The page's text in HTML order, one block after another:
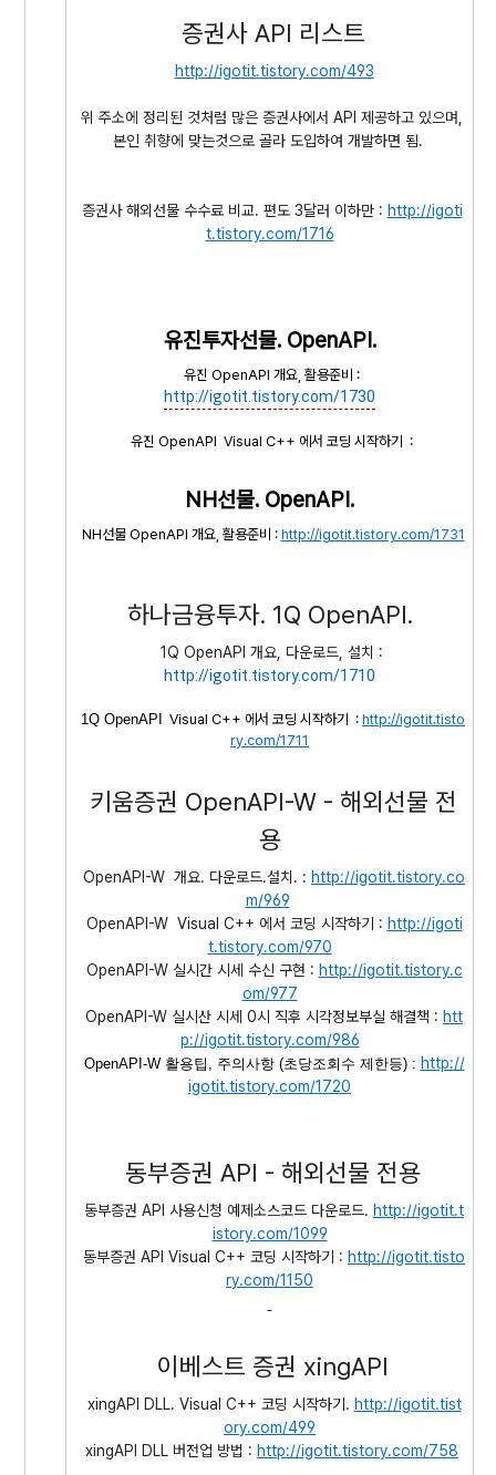
증권사 API 리스트
http://igotit.tistory.com/493
위 주소에 정리된 것처럼 많은 증권사에서 API 제공하고 있으며,
본인 취향에 맞는것으로 골라 도입하여 개발하면 됨.
증권사 해외선물 수수료 비교. 편도 3달러 이하만 : http://igoti
t.tistory.com/1716
유진투자선물. OpenAPI.
유진 OpenAPI 개요, 활용준비 :
http://igotit.tistory.com/1730
유진 OpenAPI Visual C++ 에서 코딩 시작하기 :
NH선물. OpenAPI.
NH선물 OpenAPI 개요, 활용준비 : http://igotit.tistory.com/1731
하나금융투자. 1Q OpenAPI.
1Q OpenAPI 개요, 다운로드, 설치 :
http://igotit.tistory.com/1710
1Q OpenAPI Visual C++ 에서 코딩 시작하기 : http://igotit.tisto
ry.com/1711
키움증권 OpenAPI-W - 해외선물 전
용
OpenAPI-W 개요. 다운로드.설치. : http://igotit.tistory.co
m/969
OpenAPI-W Visual C++ 에서 코딩 시작하기 : http://igoti
t.tistory.com/970
OpenAPI-W 실시간 시세 수신 구현 : http://igotit.tistory.c
om/977
OpenAPI-W 실시산 시세 0시 직후 시각정보부실 해결책 : htt
p://igotit.tistory.com/986
OpenAPI-W 활용팁, 주의사항 (초당조회수 제한등) : http://
igotit.tistory.com/1720
동부증권 API - 해외선물 전용
동부증권 API 사용신청 예제소스코드 다운로드. http://igotit.t
istory.com/1099
동부증권 API Visual C++ 코딩 시작하기 : http://igotit.tisto
ry.com/1150
이베스트 증권 xingAPI
xingAPI DLL. Visual C++ 코딩 시작하기. http://igotit.tist
ory.com/499
xingAPI DLL 버전업 방법 : http://igotit.tistory.com/758